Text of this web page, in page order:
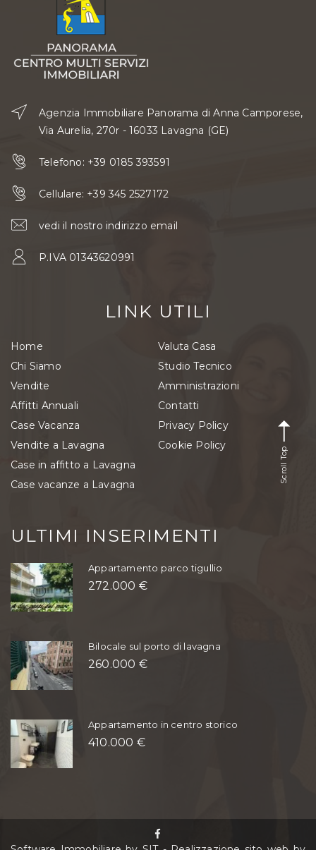
Agenzia Immobiliare Panorama di Anna Camporese,
Via Aurelia, 270r - 16033 Lavagna (GE)
Telefono: +39 0185 393591
Cellulare: +39 345 2527172
vedi il nostro indirizzo email
P.IVA 01343620991
LINK UTILI
Home
Chi Siamo
Vendite
Affitti Annuali
Case Vacanza
Vendite a Lavagna
Case in affitto a Lavagna
Case vacanze a Lavagna
Valuta Casa
Studio Tecnico
Amministrazioni
Contatti
Privacy Policy
Cookie Policy
ULTIMI INSERIMENTI
Appartamento parco tigullio
272.000 €
Bilocale sul porto di lavagna
260.000 €
Appartamento in centro storico
410.000 €
Scroll Top